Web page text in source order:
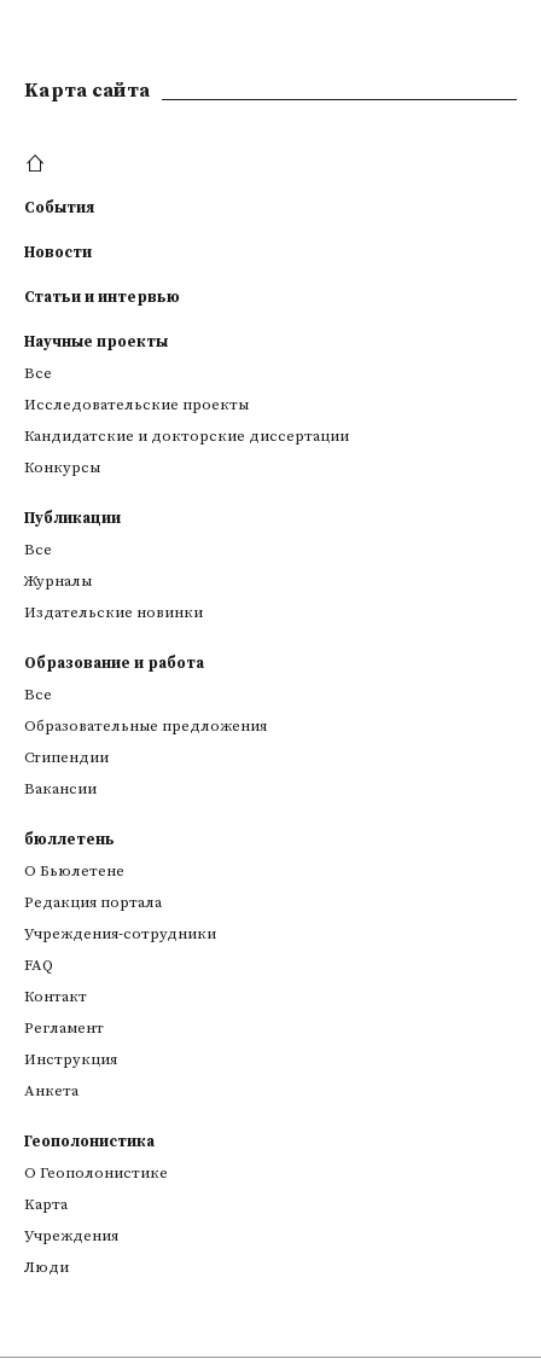
Kарта сайта
События
Новости
Статьи и интервью
Научные проекты
Все
Исследовательские проекты
Кандидатские и докторские диссертации
Конкурсы
Публикации
Все
Журналы
Издательские новинки
Образование и работа
Все
Образовательные предложения
Стипендии
Вакансии
бюллетень
О Бьюлетене
Редакция портала
Учреждения-сотрудники
FAQ
Контакт
Регламент
Инструкция
Анкета
Геополонистика
О Геополонистике
Kарта
Учреждения
Люди